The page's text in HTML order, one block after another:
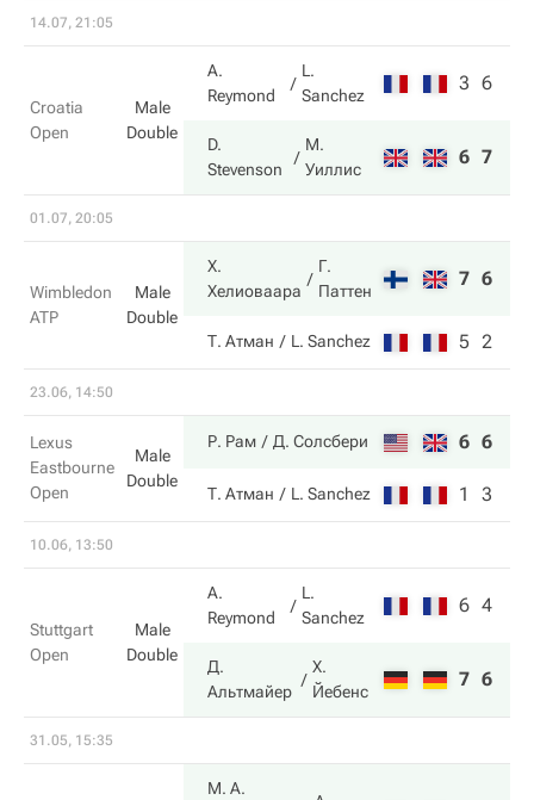
14.07, 21:05
Croatia
Open
Male
Double
A.
Reymond
L.
Sanchez
3 6
D.
Stevenson
М.
Уиллис
6 7
01.07, 20:05
Wimbledon
ATP
Male
Double
Х.
Хелиоваара
Г.
Паттен
7 6
Т. Атман L. Sanchez 5 2
23.06, 14:50
Lexus
Eastbourne
Open
Male
Double
Р. Рам Д. Солсбери 6 6
Т. Атман L. Sanchez 1 3
10.06, 13:50
Stuttgart
Open
Male
Double
A.
Reymond
L.
Sanchez
6 4
Д.
Альтмайер
Х.
Йебенс
7 6
31.05, 15:35
М. А.